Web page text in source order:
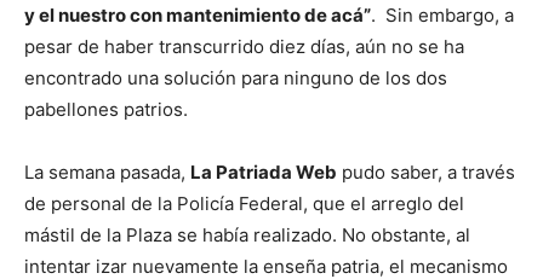
y el nuestro con mantenimiento de acá”. Sin embargo, a
pesar de haber transcurrido diez días, aún no se ha
encontrado una solución para ninguno de los dos
pabellones patrios.
La semana pasada, La Patriada Web pudo saber, a través
de personal de la Policía Federal, que el arreglo del
mástil de la Plaza se había realizado. No obstante, al
intentar izar nuevamente la enseña patria, el mecanismo